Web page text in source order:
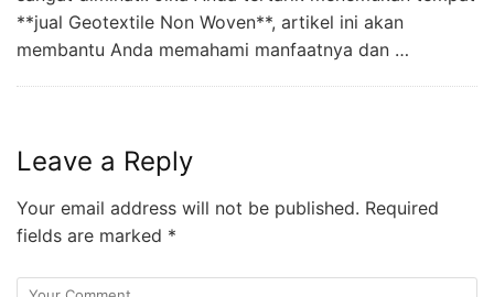
**jual Geotextile Non Woven**, artikel ini akan
membantu Anda memahami manfaatnya dan …
Leave a Reply
Your email address will not be published. Required
fields are marked *